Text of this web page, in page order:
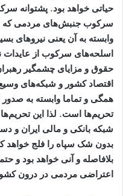
حیاتی خواهد بود. پشتوانه
سرکوب جنبش‌های مردمی که
وابسته به آن یعنی نیروهای
اسلحه‌های سرکوب از
حقوق و مزایای چشمگیر
اقتصاد کشور و شبکه‌های
همگی و تماما وابسته به
تحریم‌ها است. لذا این
شبکه بانکی و مالی ایران و
بدون شک سپاه را فلج خواهد
بلافاصله و آنی خواهد بود و
اعتراضی مردمی در درون